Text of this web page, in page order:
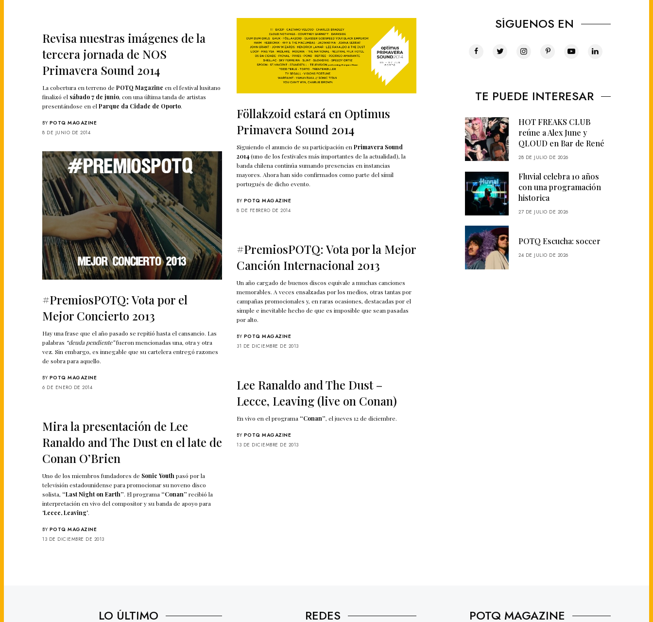
Revisa nuestras imágenes de la
tercera jornada de NOS
Primavera Sound 2014
La cobertura en terreno dePOTQ Magazine en el festival lusitano
finalizó el sábado 7 de junio, con una última tanda de artistas
presentándose en elParque da Cidade de Oporto.
BY POTQ MAGAZINE
8 DE JUNIO DE 2014
Föllakzoid estará en Optimus
Primavera Sound 2014
Siguiendo el anuncio de su participación enPrimavera Sound
2014(uno de los festivales más importantes de la actualidad), la
banda chilena continúa sumando presencias en instancias
mayores. Ahora han sido confirmados como parte del símil
portugués de dicho evento.
BY POTQ MAGAZINE
8 DE FEBRERO DE 2014
#PremiosPOTQ: Vota por el
Mejor Concierto 2013
Hay una frase que el año pasado se repitió hasta el cansancio. Las
palabras “deuda pendiente”fueron mencionadas una, otra y otra
vez. Sin embargo, es innegable que su cartelera entregó razones
de sobra para aquello.
BY POTQ MAGAZINE
6 DE ENERO DE 2014
#PremiosPOTQ: Vota por la Mejor
Canción Internacional 2013
Un año cargado de buenos discos equivale a muchas canciones
memorables. A veces ensalzadas por los medios, otras tantas por
campañas promocionales y, en raras ocasiones, destacadas por el
simple e inevitable hecho de que es imposible que sean pasadas
por alto.
BY POTQ MAGAZINE
31 DE DICIEMBRE DE 2013
Lee Ranaldo and The Dust –
Lecce, Leaving (live on Conan)
En vivo en el programa “Conan”, el jueves 12 de diciembre.
BY POTQ MAGAZINE
13 DE DICIEMBRE DE 2013
Mira la presentación de Lee
Ranaldo and The Dust en el late de
Conan O’Brien
Uno de los miembros fundadores de Sonic Youthpasó por la
televisión estadounidense para promocionar su noveno disco
solista, “Last Night on Earth”. El programa “Conan” recibió la
interpretación en vivo del compositor y su banda de apoyo para
‘Lecce, Leaving’.
BY POTQ MAGAZINE
13 DE DICIEMBRE DE 2013
SÍGUENOS EN
TE PUEDE INTERESAR
HOT FREAKS CLUB
reúne a Alex June y
QLOUD en Bar de René
28 DE JULIO DE 2026
Fluvial celebra 10 años
con una programación
historica
27 DE JULIO DE 2026
POTQ Escucha: soccer
24 DE JULIO DE 2026
LO ÚLTIMO REDES POTQ MAGAZINE